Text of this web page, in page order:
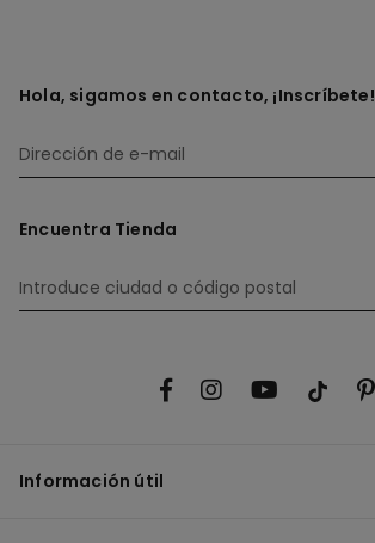
Hola, sigamos en contacto, ¡Inscríbete!
Encuentra Tienda
Información útil